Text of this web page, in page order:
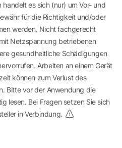
handelt es sich (nur) um Vor- und
für die Richtigkeit und/oder
werden. Nicht fachgerecht
Netzspannung betriebenen
gesundheitliche Schädigungen
Arbeiten an einem Gerät
können zum Verlust des
Bitte vor der Anwendung die
lesen. Bei Fragen setzen Sie sich
in Verbindung.